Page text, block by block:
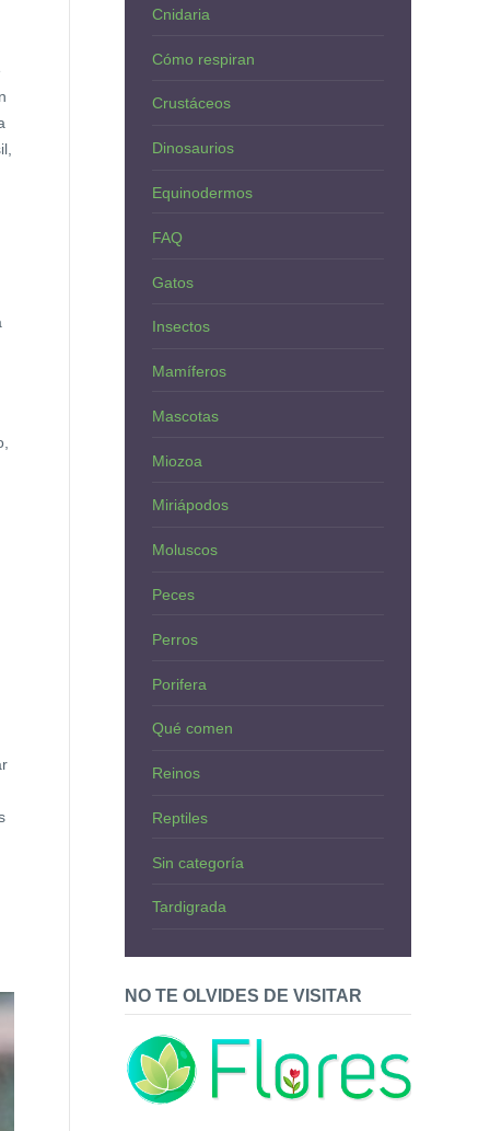
Cnidaria
Cómo respiran
Crustáceos
Dinosaurios
Equinodermos
FAQ
Gatos
Insectos
Mamíferos
Mascotas
Miozoa
Miriápodos
Moluscos
Peces
Perros
Porifera
Qué comen
Reinos
Reptiles
Sin categoría
Tardigrada
NO TE OLVIDES DE VISITAR